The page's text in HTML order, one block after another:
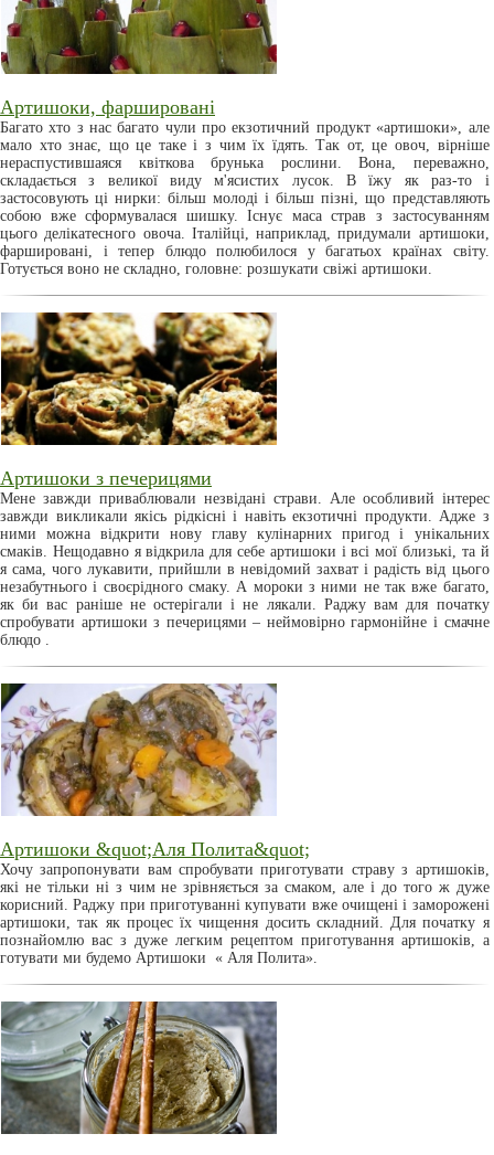
Артишоки, фаршировані
Багато хто з нас багато чули про екзотичний продукт «артишоки», але
мало хто знає, що це таке і з чим їх їдять. Так от, це овоч, вірніше
нераспустившаяся квіткова брунька рослини. Вона, переважно,
складається з великої виду м'ясистих лусок. В їжу як раз-то і
застосовують ці нирки: більш молоді і більш пізні, що представляють
собою вже сформувалася шишку. Існує маса страв з застосуванням
цього делікатесного овоча. Італійці, наприклад, придумали артишоки,
фаршировані, і тепер блюдо полюбилося у багатьох країнах світу.
Готується воно не складно, головне: розшукати свіжі артишоки.
Артишоки з печерицями
Мене завжди приваблювали незвідані страви. Але особливий інтерес
завжди викликали якісь рідкісні і навіть екзотичні продукти. Адже з
ними можна відкрити нову главу кулінарних пригод і унікальних
смаків. Нещодавно я відкрила для себе артишоки і всі мої близькі, та й
я сама, чого лукавити, прийшли в невідомий захват і радість від цього
незабутнього і своєрідного смаку. А мороки з ними не так вже багато,
як би вас раніше не остерігали і не лякали. Раджу вам для початку
спробувати артишоки з печерицями – неймовірно гармонійне і смачне
блюдо .
Артишоки &quot;Аля Полита&quot;
Хочу запропонувати вам спробувати приготувати страву з артишоків,
які не тільки ні з чим не зрівняється за смаком, але і до того ж дуже
корисний. Раджу при приготуванні купувати вже очищені і заморожені
артишоки, так як процес їх чищення досить складний. Для початку я
познайомлю вас з дуже легким рецептом приготування артишоків, а
готувати ми будемо Артишоки « Аля Полита».